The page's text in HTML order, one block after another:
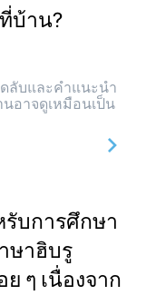
บ้าน?
ลับและคำแนะนำ
อาจดูเหมือนเป็น
บการศึกษา
ษาฮิบรู
ๆ เนื่องจาก